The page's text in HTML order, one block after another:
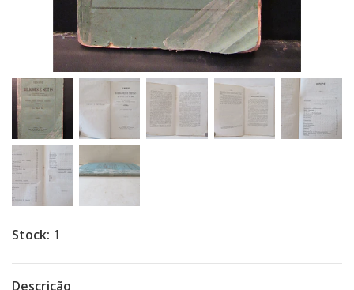
Stock: 1
Descrição